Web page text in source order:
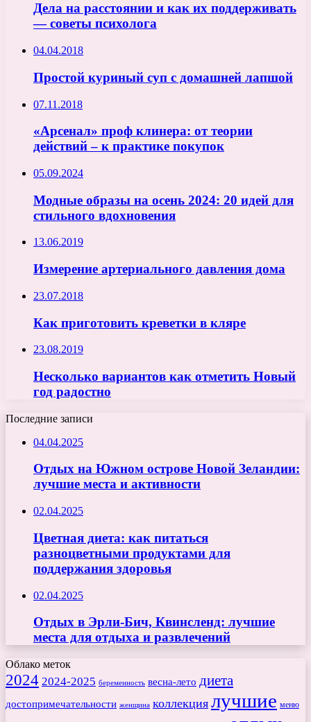
Дела на расстоянии и как их поддерживать
— советы психолога
04.04.2018
Простой куриный суп с домашней лапшой
07.11.2018
«Арсенал» проф клинера: от теории
действий – к практике покупок
05.09.2024
Модные образы на осень 2024: 20 идей для
стильного вдохновения
13.06.2019
Измерение артериального давления дома
23.07.2018
Как приготовить креветки в кляре
23.08.2019
Несколько вариантов как отметить Новый
год радостно
Последние записи
04.04.2025
Отдых на Южном острове Новой Зеландии:
лучшие места и активности
02.04.2025
Цветная диета: как питаться
разноцветными продуктами для
поддержания здоровья
02.04.2025
Отдых в Эрли-Бич, Квинсленд: лучшие
места для отдыха и развлечений
Облако меток
2024 2024-2025 беременность весна-лето диета
достопримечательности женщина коллекция лучшие меню